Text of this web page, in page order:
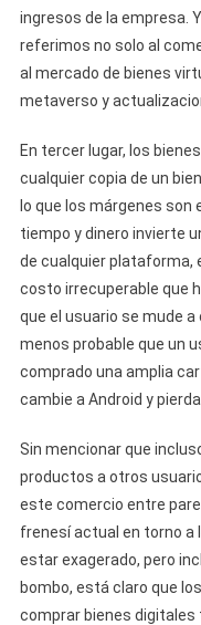
ingresos de la empresa.
referimos no solo al
al mercado de bienes
metaverso y
En tercer lugar, los
cualquier copia de un
lo que los márgenes
tiempo y dinero invierte
de cualquier plataforma,
costo irrecuperable que
que el usuario se mude
menos probable que un
comprado una amplia
cambie a Android y
Sin mencionar que
productos a otros
este comercio entre
frenesí actual en torno a
estar exagerado, pero
bombo, está claro que
comprar bienes digitales